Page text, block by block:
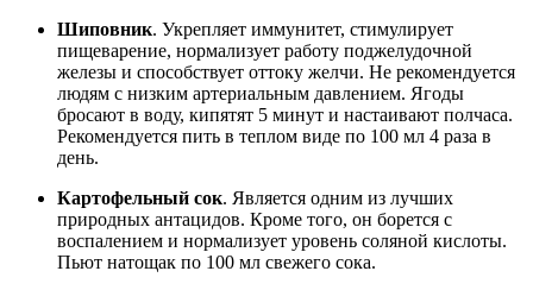
Шиповник. Укрепляет иммунитет, стимулирует
пищеварение, нормализует работу поджелудочной
железы и способствует оттоку желчи. Не рекомендуется
людям с низким артериальным давлением. Ягоды
бросают в воду, кипятят 5 минут и настаивают полчаса.
Рекомендуется пить в теплом виде по 100 мл 4 раза в
день.
Картофельный сок. Является одним из лучших
природных антацидов. Кроме того, он борется с
воспалением и нормализует уровень соляной кислоты.
Пьют натощак по 100 мл свежего сока.